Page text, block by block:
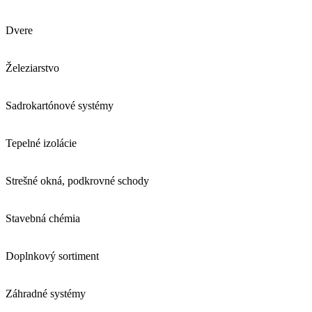
Dvere
Železiarstvo
Sadrokartónové systémy
Tepelné izolácie
Strešné okná, podkrovné schody
Stavebná chémia
Doplnkový sortiment
Záhradné systémy